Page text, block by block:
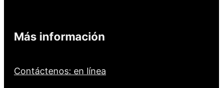
Más información
Contáctenos: en línea